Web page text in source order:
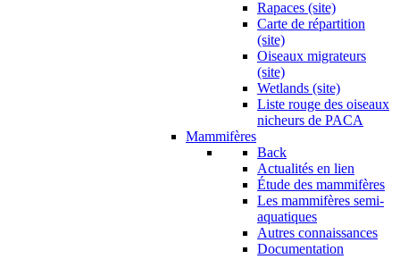
Rapaces (site)
Carte de répartition
(site)
Oiseaux migrateurs
(site)
Wetlands (site)
Liste rouge des oiseaux
nicheurs de PACA
Mammifères
Back
Actualités en lien
Étude des mammifères
Les mammifères semi-
aquatiques
Autres connaissances
Documentation